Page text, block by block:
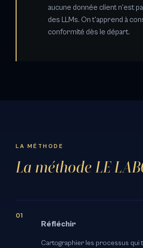
aucune donnée client n'est
des LLMs. On t'apprend à
conformité dès le départ.
LA MÉTHODE
La méthode LE
Réfléchir
Cartographier les processus qui